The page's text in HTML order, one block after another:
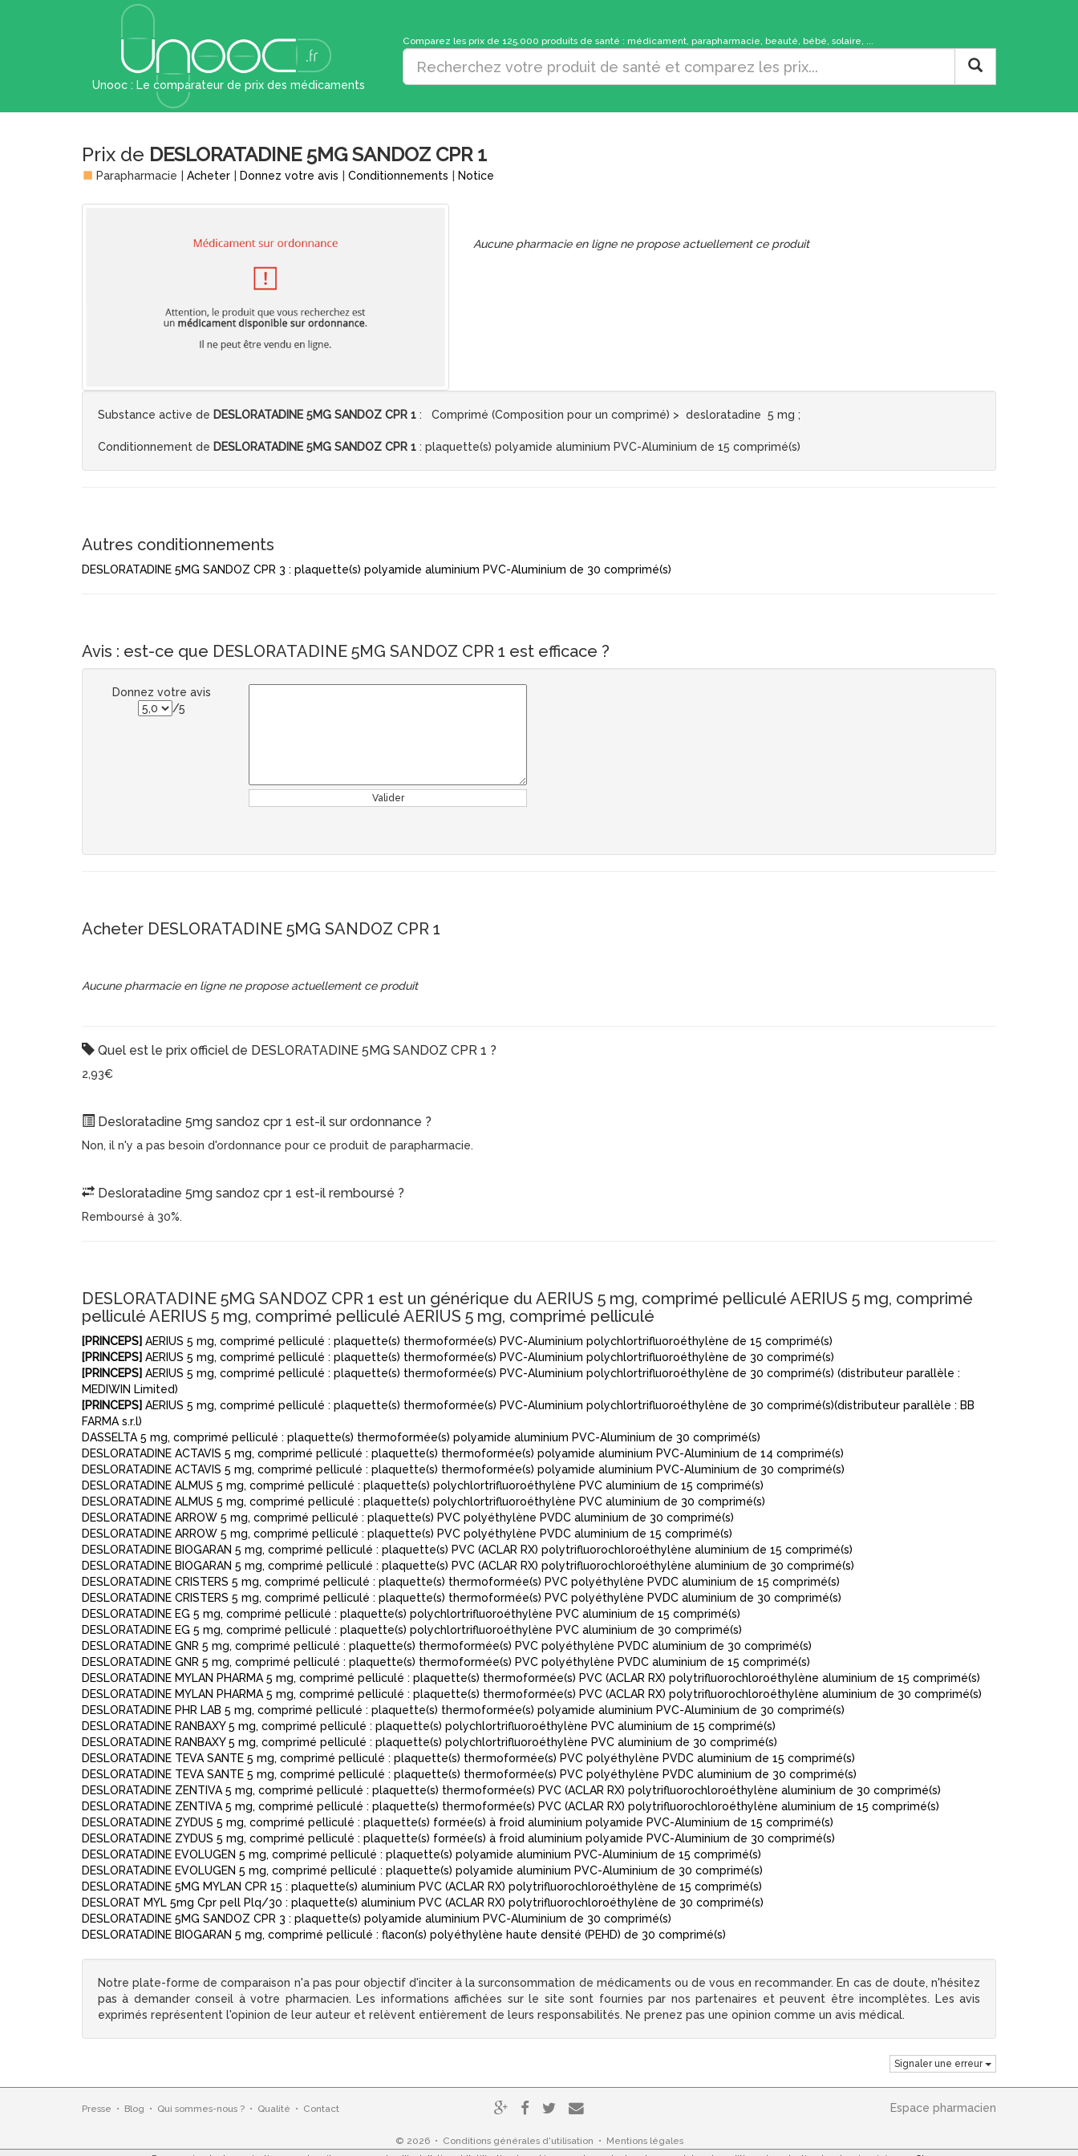
Unooc : Le comparateur de prix des médicaments
Comparez les prix de 125.000 produits de santé : médicament, parapharmacie, beauté, bébé, solaire, ...
Prix de DESLORATADINE 5MG SANDOZ CPR 1
Parapharmacie Acheter Donnez votre avis Conditionnements Notice
Aucune pharmacie en ligne ne propose actuellement ce produit
Substance active de DESLORATADINE 5MG SANDOZ CPR 1 : Comprimé (Composition pour un comprimé) > desloratadine 5 mg ;
Conditionnement de DESLORATADINE 5MG SANDOZ CPR 1 : plaquette(s) polyamide aluminium PVC-Aluminium de 15 comprimé(s)
Autres conditionnements
DESLORATADINE 5MG SANDOZ CPR 3 : plaquette(s) polyamide aluminium PVC-Aluminium de 30 comprimé(s)
Avis : est-ce que DESLORATADINE 5MG SANDOZ CPR 1 est efficace ?
Donnez votre avis
/5
Valider
Acheter DESLORATADINE 5MG SANDOZ CPR 1
Aucune pharmacie en ligne ne propose actuellement ce produit
Quel est le prix officiel de DESLORATADINE 5MG SANDOZ CPR 1 ?
2,93€
Desloratadine 5mg sandoz cpr 1 est-il sur ordonnance ?
Non, il n'y a pas besoin d'ordonnance pour ce produit de parapharmacie.
Desloratadine 5mg sandoz cpr 1 est-il remboursé ?
Remboursé à 30%.
DESLORATADINE 5MG SANDOZ CPR 1 est un générique du AERIUS 5 mg, comprimé pelliculé AERIUS 5 mg, comprimé
pelliculé AERIUS 5 mg, comprimé pelliculé AERIUS 5 mg, comprimé pelliculé
[PRINCEPS] AERIUS 5 mg, comprimé pelliculé : plaquette(s) thermoformée(s) PVC-Aluminium polychlortrifluoroéthylène de 15 comprimé(s)
[PRINCEPS] AERIUS 5 mg, comprimé pelliculé : plaquette(s) thermoformée(s) PVC-Aluminium polychlortrifluoroéthylène de 30 comprimé(s)
[PRINCEPS] AERIUS 5 mg, comprimé pelliculé : plaquette(s) thermoformée(s) PVC-Aluminium polychlortrifluoroéthylène de 30 comprimé(s) (distributeur parallèle :
MEDIWIN Limited)
[PRINCEPS] AERIUS 5 mg, comprimé pelliculé : plaquette(s) thermoformée(s) PVC-Aluminium polychlortrifluoroéthylène de 30 comprimé(s)(distributeur parallèle : BB
FARMA s.r.l)
DASSELTA 5 mg, comprimé pelliculé : plaquette(s) thermoformée(s) polyamide aluminium PVC-Aluminium de 30 comprimé(s)
DESLORATADINE ACTAVIS 5 mg, comprimé pelliculé : plaquette(s) thermoformée(s) polyamide aluminium PVC-Aluminium de 14 comprimé(s)
DESLORATADINE ACTAVIS 5 mg, comprimé pelliculé : plaquette(s) thermoformée(s) polyamide aluminium PVC-Aluminium de 30 comprimé(s)
DESLORATADINE ALMUS 5 mg, comprimé pelliculé : plaquette(s) polychlortrifluoroéthylène PVC aluminium de 15 comprimé(s)
DESLORATADINE ALMUS 5 mg, comprimé pelliculé : plaquette(s) polychlortrifluoroéthylène PVC aluminium de 30 comprimé(s)
DESLORATADINE ARROW 5 mg, comprimé pelliculé : plaquette(s) PVC polyéthylène PVDC aluminium de 30 comprimé(s)
DESLORATADINE ARROW 5 mg, comprimé pelliculé : plaquette(s) PVC polyéthylène PVDC aluminium de 15 comprimé(s)
DESLORATADINE BIOGARAN 5 mg, comprimé pelliculé : plaquette(s) PVC (ACLAR RX) polytrifluorochloroéthylène aluminium de 15 comprimé(s)
DESLORATADINE BIOGARAN 5 mg, comprimé pelliculé : plaquette(s) PVC (ACLAR RX) polytrifluorochloroéthylène aluminium de 30 comprimé(s)
DESLORATADINE CRISTERS 5 mg, comprimé pelliculé : plaquette(s) thermoformée(s) PVC polyéthylène PVDC aluminium de 15 comprimé(s)
DESLORATADINE CRISTERS 5 mg, comprimé pelliculé : plaquette(s) thermoformée(s) PVC polyéthylène PVDC aluminium de 30 comprimé(s)
DESLORATADINE EG 5 mg, comprimé pelliculé : plaquette(s) polychlortrifluoroéthylène PVC aluminium de 15 comprimé(s)
DESLORATADINE EG 5 mg, comprimé pelliculé : plaquette(s) polychlortrifluoroéthylène PVC aluminium de 30 comprimé(s)
DESLORATADINE GNR 5 mg, comprimé pelliculé : plaquette(s) thermoformée(s) PVC polyéthylène PVDC aluminium de 30 comprimé(s)
DESLORATADINE GNR 5 mg, comprimé pelliculé : plaquette(s) thermoformée(s) PVC polyéthylène PVDC aluminium de 15 comprimé(s)
DESLORATADINE MYLAN PHARMA 5 mg, comprimé pelliculé : plaquette(s) thermoformée(s) PVC (ACLAR RX) polytrifluorochloroéthylène aluminium de 15 comprimé(s)
DESLORATADINE MYLAN PHARMA 5 mg, comprimé pelliculé : plaquette(s) thermoformée(s) PVC (ACLAR RX) polytrifluorochloroéthylène aluminium de 30 comprimé(s)
DESLORATADINE PHR LAB 5 mg, comprimé pelliculé : plaquette(s) thermoformée(s) polyamide aluminium PVC-Aluminium de 30 comprimé(s)
DESLORATADINE RANBAXY 5 mg, comprimé pelliculé : plaquette(s) polychlortrifluoroéthylène PVC aluminium de 15 comprimé(s)
DESLORATADINE RANBAXY 5 mg, comprimé pelliculé : plaquette(s) polychlortrifluoroéthylène PVC aluminium de 30 comprimé(s)
DESLORATADINE TEVA SANTE 5 mg, comprimé pelliculé : plaquette(s) thermoformée(s) PVC polyéthylène PVDC aluminium de 15 comprimé(s)
DESLORATADINE TEVA SANTE 5 mg, comprimé pelliculé : plaquette(s) thermoformée(s) PVC polyéthylène PVDC aluminium de 30 comprimé(s)
DESLORATADINE ZENTIVA 5 mg, comprimé pelliculé : plaquette(s) thermoformée(s) PVC (ACLAR RX) polytrifluorochloroéthylène aluminium de 30 comprimé(s)
DESLORATADINE ZENTIVA 5 mg, comprimé pelliculé : plaquette(s) thermoformée(s) PVC (ACLAR RX) polytrifluorochloroéthylène aluminium de 15 comprimé(s)
DESLORATADINE ZYDUS 5 mg, comprimé pelliculé : plaquette(s) formée(s) à froid aluminium polyamide PVC-Aluminium de 15 comprimé(s)
DESLORATADINE ZYDUS 5 mg, comprimé pelliculé : plaquette(s) formée(s) à froid aluminium polyamide PVC-Aluminium de 30 comprimé(s)
DESLORATADINE EVOLUGEN 5 mg, comprimé pelliculé : plaquette(s) polyamide aluminium PVC-Aluminium de 15 comprimé(s)
DESLORATADINE EVOLUGEN 5 mg, comprimé pelliculé : plaquette(s) polyamide aluminium PVC-Aluminium de 30 comprimé(s)
DESLORATADINE 5MG MYLAN CPR 15 : plaquette(s) aluminium PVC (ACLAR RX) polytrifluorochloroéthylène de 15 comprimé(s)
DESLORAT MYL 5mg Cpr pell Plq/30 : plaquette(s) aluminium PVC (ACLAR RX) polytrifluorochloroéthylène de 30 comprimé(s)
DESLORATADINE 5MG SANDOZ CPR 3 : plaquette(s) polyamide aluminium PVC-Aluminium de 30 comprimé(s)
DESLORATADINE BIOGARAN 5 mg, comprimé pelliculé : flacon(s) polyéthylène haute densité (PEHD) de 30 comprimé(s)
Notre plate-forme de comparaison n'a pas pour objectif d'inciter à la surconsommation de médicaments ou de vous en recommander. En cas de doute, n'hésitez
pas à demander conseil à votre pharmacien. Les informations affichées sur le site sont fournies par nos partenaires et peuvent être incomplètes. Les avis
exprimés représentent l'opinion de leur auteur et relèvent entièrement de leurs responsabilités. Ne prenez pas une opinion comme un avis médical.
Signaler une erreur
Presse • Blog • Qui sommes-nous ? • Qualité • Contact Espace pharmacien
© 2026 • Conditions générales d'utilisation • Mentions légales